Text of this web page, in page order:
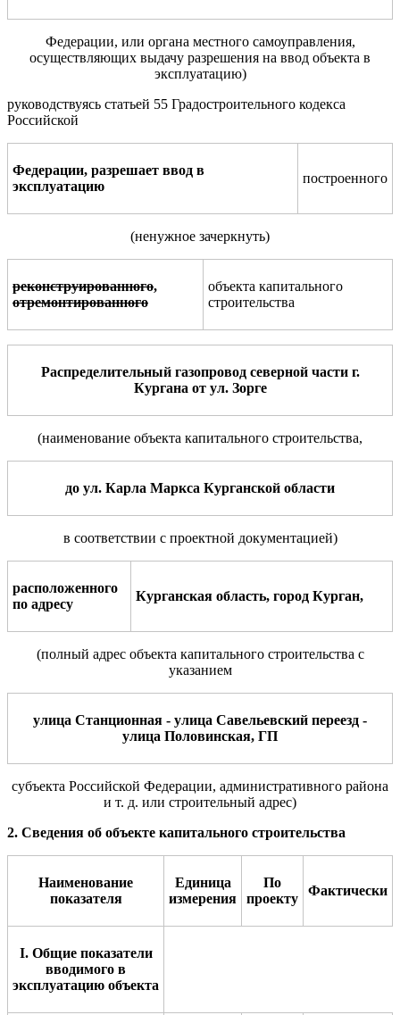
Федерации, или органа местного самоуправления,
осуществляющих выдачу разрешения на ввод объекта в
эксплуатацию)
руководствуясь статьей 55 Градостроительного кодекса
Российской
Федерации, разрешает ввод в
эксплуатацию
построенного
(ненужное зачеркнуть)
реконструированного,
отремонтированного
объекта капитального
строительства
Распределительный газопровод северной части г.
Кургана от ул. Зорге
(наименование объекта капитального строительства,
до ул. Карла Маркса Курганской области
в соответствии с проектной документацией)
расположенного
по адресу
Курганская область, город Курган,
(полный адрес объекта капитального строительства с
указанием
улица Станционная - улица Савельевский переезд -
улица Половинская, ГП
субъекта Российской Федерации, административного района
и т. д. или строительный адрес)
2. Сведения об объекте капитального строительства
Наименование
показателя
Единица
измерения
По
проекту
Фактически
I. Общие показатели
вводимого в
эксплуатацию объекта